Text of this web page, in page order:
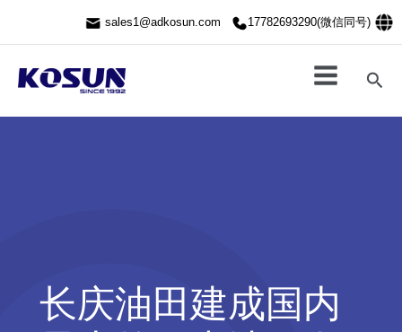
sales1@adkosun.com 17782693290(微信同号)
搜
索
长庆油田建成国内